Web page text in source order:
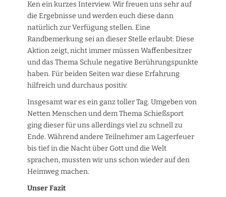
Ken ein kurzes Interview. Wir freuen uns sehr auf
die Ergebnisse und werden euch diese dann
natürlich zur Verfügung stellen. Eine
Randbemerkung sei an dieser Stelle erlaubt: Diese
Aktion zeigt, nicht immer müssen Waffenbesitzer
und das Thema Schule negative Berührungspunkte
haben. Für beiden Seiten war diese Erfahrung
hilfreich und durchaus positiv.
Insgesamt war es ein ganz toller Tag. Umgeben von
Netten Menschen und dem Thema Schießsport
ging dieser für uns allerdings viel zu schnell zu
Ende. Während andere Teilnehmer am Lagerfeuer
bis tief in die Nacht über Gott und die Welt
sprachen, mussten wir uns schon wieder auf den
Heimweg machen.
Unser Fazit